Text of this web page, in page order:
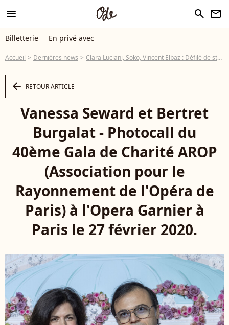
menu search newsletter
Billetterie En privé avec
Accueil Dernières news Clara Luciani, Soko, Vincent Elbaz : Défilé de stars au gala de l'Opéra de Paris
arrow_left RETOUR ARTICLE
Vanessa Seward et Bertret
Burgalat - Photocall du
40ème Gala de Charité AROP
(Association pour le
Rayonnement de l'Opéra de
Paris) à l'Opera Garnier à
Paris le 27 février 2020.